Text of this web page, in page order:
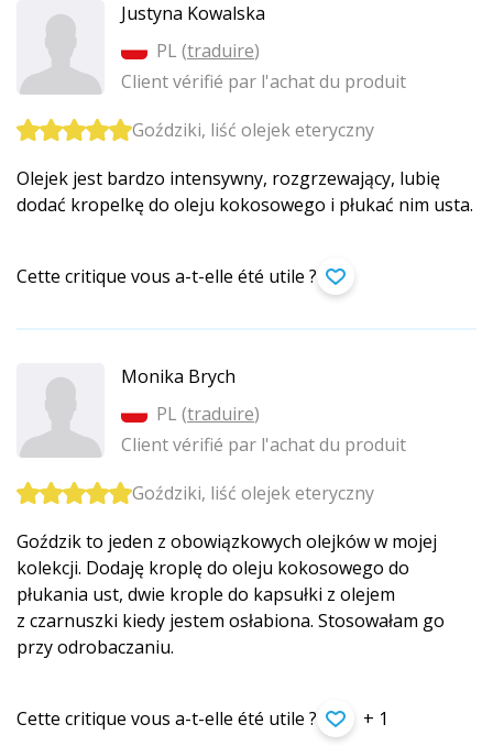
Justyna Kowalska
PL (traduire)
Client vérifié par l'achat du produit
Goździki, liść olejek eteryczny
Olejek jest bardzo intensywny, rozgrzewający, lubię
dodać kropelkę do oleju kokosowego i płukać nim usta.
Cette critique vous a-t-elle été utile ?
Monika Brych
PL (traduire)
Client vérifié par l'achat du produit
Goździki, liść olejek eteryczny
Goździk to jeden z obowiązkowych olejków w mojej
kolekcji. Dodaję kroplę do oleju kokosowego do
płukania ust, dwie krople do kapsułki z olejem
z czarnuszki kiedy jestem osłabiona. Stosowałam go
przy odrobaczaniu.
Cette critique vous a-t-elle été utile ? + 1